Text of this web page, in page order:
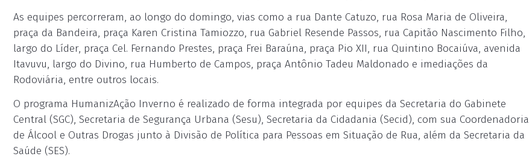
As equipes percorreram, ao longo do domingo, vias como a rua Dante Catuzo, rua Rosa Maria de Oliveira,
praça da Bandeira, praça Karen Cristina Tamiozzo, rua Gabriel Resende Passos, rua Capitão Nascimento Filho,
largo do Líder, praça Cel. Fernando Prestes, praça Frei Baraúna, praça Pio XII, rua Quintino Bocaiúva, avenida
Itavuvu, largo do Divino, rua Humberto de Campos, praça Antônio Tadeu Maldonado e imediações da
Rodoviária, entre outros locais.
O programa HumanizAção Inverno é realizado de forma integrada por equipes da Secretaria do Gabinete
Central (SGC), Secretaria de Segurança Urbana (Sesu), Secretaria da Cidadania (Secid), com sua Coordenadoria
de Álcool e Outras Drogas junto à Divisão de Política para Pessoas em Situação de Rua, além da Secretaria da
Saúde (SES).